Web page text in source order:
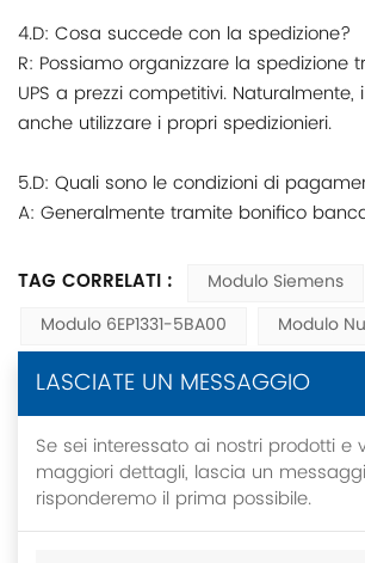
4.D: Cosa succede con la spedizione?
R: Possiamo organizzare la spedizione
UPS a prezzi competitivi.
anche utilizzare i propri spedizionieri.
5.D: Quali sono le condizioni di
A: Generalmente tramite bonifico
TAG CORRELATI :
Modulo Siemens
Modulo 6EP1331-5BA00
Modulo
LASCIATE UN MESSAGGIO
Se sei interessato ai nostri prodotti e
maggiori dettagli, lascia un
risponderemo il prima possibile.